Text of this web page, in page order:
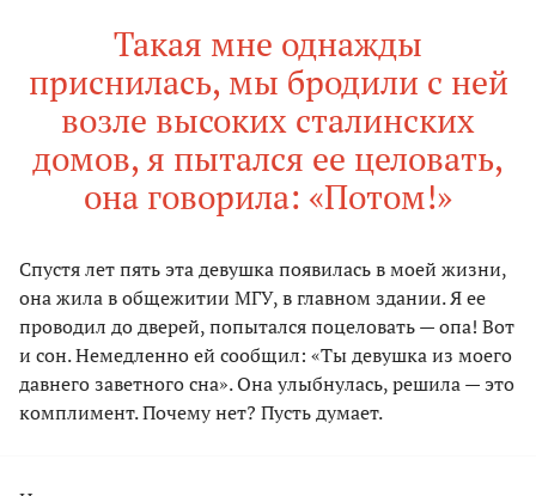
Такая мне однажды
приснилась, мы бродили с ней
возле высоких сталинских
домов, я пытался ее целовать,
она говорила: «Потом!»
Спустя лет пять эта девушка появилась в моей жизни,
она жила в общежитии МГУ, в главном здании. Я ее
проводил до дверей, попытался поцеловать — опа! Вот
и сон. Немедленно ей сообщил: «Ты девушка из моего
давнего заветного сна». Она улыбнулась, решила — это
комплимент. Почему нет? Пусть думает.